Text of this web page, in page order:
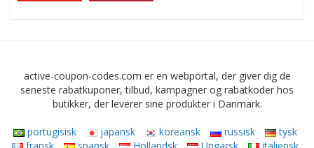
active-coupon-codes.com er en webportal, der giver dig de
seneste rabatkuponer, tilbud, kampagner og rabatkoder hos
butikker, der leverer sine produkter i Danmark.
portugisisk japansk koreansk russisk
tysk